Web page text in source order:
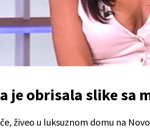
je obrisala slike sa
živeo u luksuznom domu na